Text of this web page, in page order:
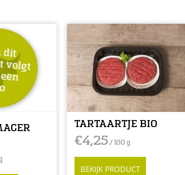
TARTAARTJE BIO
€4,25/ 100 g
BEKIJK PRODUCT